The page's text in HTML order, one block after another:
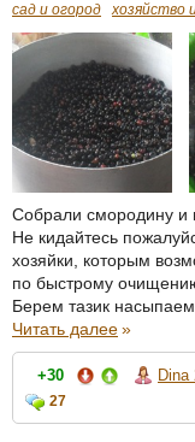
сад и огород хозяйство
Собрали смородину и
Не кидайтесь
хозяйки, которым
по быстрому
Берем тазик насыпаем
Читать далее»
+30 Dina
27